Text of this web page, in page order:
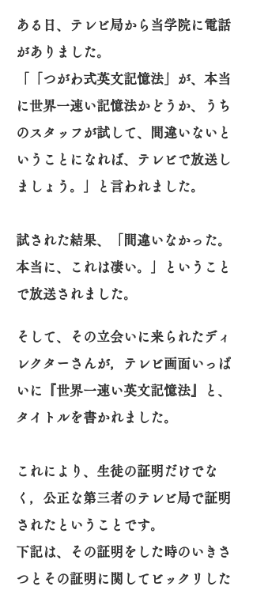
ある日、テレビ局から当学院に電話
がありました。
「「つがわ式英文記憶法」が、本当
に世界一速い記憶法かどうか、うち
のスタッフが試して、間違いないと
いうことになれば、テレビで放送し
ましょう。」と言われました。
試された結果、「間違いなかった。
本当に、これは凄い。」ということ
で放送されました。
そして、その立会いに来られたディ
レクターさんが，テレビ画面いっぱ
いに『世界一速い英文記憶法』と、
タイトルを書かれました。
これにより、生徒の証明だけでな
く，公正な第三者のテレビ局で証明
されたということです。
下記は、その証明をした時のいきさ
つとその証明に関してビックリした